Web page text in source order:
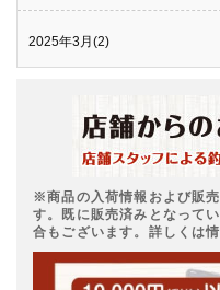
2025年3月(2)
※商品の入荷情報および販
す。既に販売済みとなって
合もございます。詳しくは